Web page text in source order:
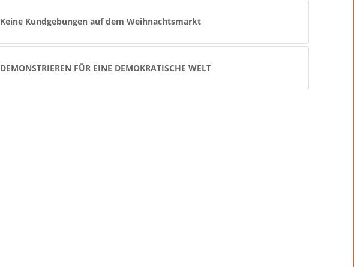
Keine Kundgebungen auf dem Weihnachtsmarkt
DEMONSTRIEREN FÜR EINE DEMOKRATISCHE WELT